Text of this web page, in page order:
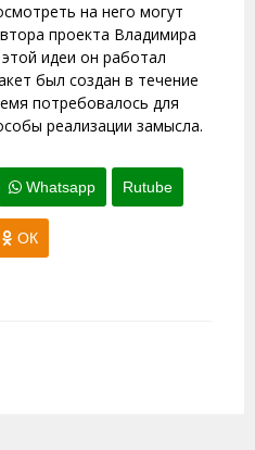
на него могут
проекта Владимира
идеи он работал
был создан в течение
потребовалось для
реализации замысла.
Whatsapp Rutube
ОК